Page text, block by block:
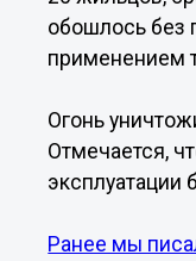
обошлось без
применением
Огонь
Отмечается,
эксплуатации
Ранее мы